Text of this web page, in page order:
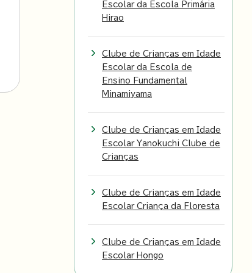
Escolar da Escola Primária
Hirao
Clube de Crianças em Idade
Escolar da Escola de
Ensino Fundamental
Minamiyama
Clube de Crianças em Idade
Escolar Yanokuchi Clube de
Crianças
Clube de Crianças em Idade
Escolar Criança da Floresta
Clube de Crianças em Idade
Escolar Hongo